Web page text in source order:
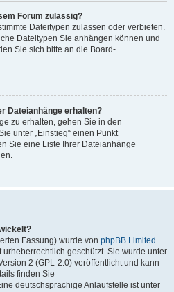
Forum zulässig?
Dateitypen zulassen oder verbieten.
Dateitypen Sie anhängen können und
Sie sich bitte an die Board-
Dateianhänge erhalten?
zu erhalten, gehen Sie in den
unter „Einstieg“ einen Punkt
Sie eine Liste Ihrer Dateianhänge
Fassung) wurde von phpBB Limited
geschützt. Sie wurde unter
2 (GPL-2.0) veröffentlicht und kann
finden Sie
deutschsprachige Anlaufstelle ist unter